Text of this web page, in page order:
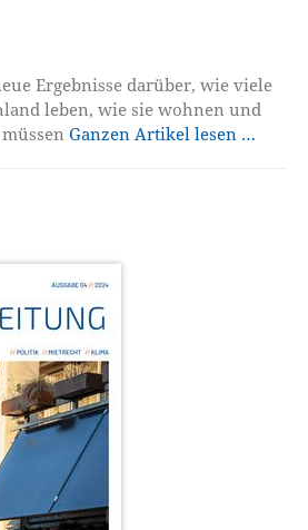
Ergebnisse darüber, wie viele
leben, wie sie wohnen und
Ganzen Artikel lesen …